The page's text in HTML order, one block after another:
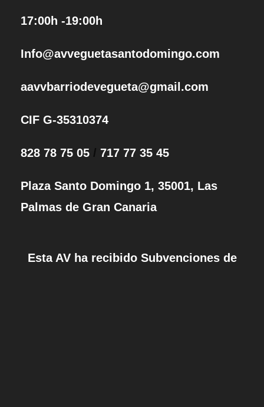
17:00h -19:00h
Info@avveguetasantodomingo.com
aavvbarriodevegueta@gmail.com
CIF G-35310374
828 78 75 05 / 717 77 35 45
Plaza Santo Domingo 1, 35001, Las
Palmas de Gran Canaria
Esta AV ha recibido Subvenciones de